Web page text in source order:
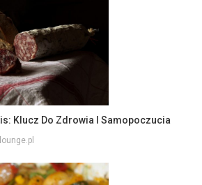
Klucz Do Zdrowia I Samopoczucia